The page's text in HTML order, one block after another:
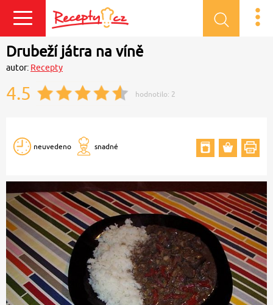
Přihlásit se
Drubeží játra na víně
autor: Recepty
4.5 hodnotilo: 2
neuvedeno snadné